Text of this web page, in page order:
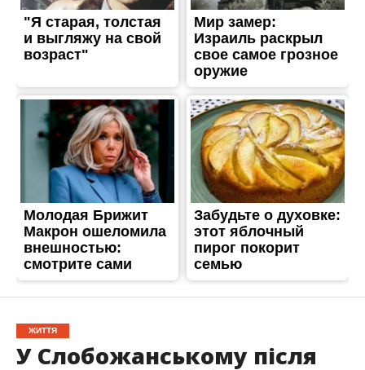
У Слобожанському після
реконструкції відкрили
сучасну амбулаторію